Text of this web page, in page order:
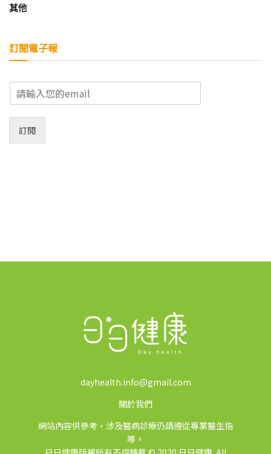
其他
訂閱電子報
E
m
*
訂閱
dayhealth.info@gmail.com
關於我們
網站內容供參考，涉及醫病診療仍請遵從專業醫生指
導。